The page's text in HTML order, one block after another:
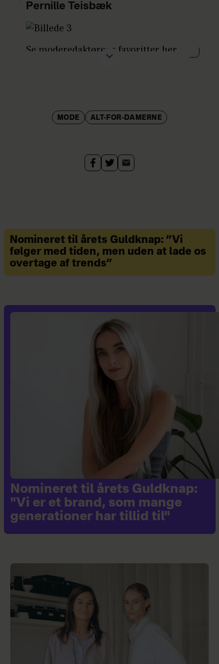
Pernille Teisbæk
Se moderedaktørens favoritter her
MODE ALT-FOR-DAMERNE
Nomineret til årets Guldknap: ”Vi
følger med tiden, men uden at lade os
overtage af trends”
Nomineret til årets Guldknap:
"Vi er et brand, som mange
generationer har tillid til"